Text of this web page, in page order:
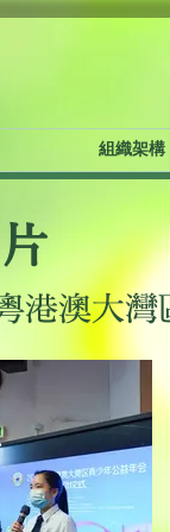
組織架構
港澳大灣